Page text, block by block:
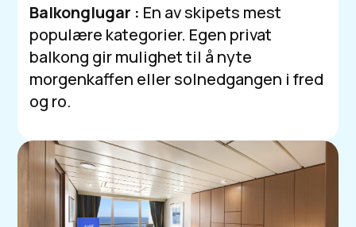
Balkonglugar : En av skipets mest
populære kategorier. Egen privat
balkong gir mulighet til å nyte
morgenkaffen eller solnedgangen i fred
og ro.